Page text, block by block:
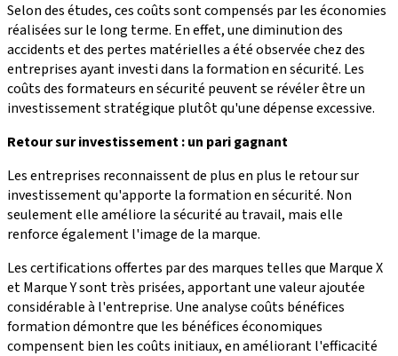
Selon des études, ces coûts sont compensés par les économies
réalisées sur le long terme. En effet, une diminution des
accidents et des pertes matérielles a été observée chez des
entreprises ayant investi dans la formation en sécurité. Les
coûts des formateurs en sécurité peuvent se révéler être un
investissement stratégique plutôt qu'une dépense excessive.
Retour sur investissement : un pari gagnant
Les entreprises reconnaissent de plus en plus le retour sur
investissement qu'apporte la formation en sécurité. Non
seulement elle améliore la sécurité au travail, mais elle
renforce également l'image de la marque.
Les certifications offertes par des marques telles que Marque X
et Marque Y sont très prisées, apportant une valeur ajoutée
considérable à l'entreprise. Une analyse coûts bénéfices
formation démontre que les bénéfices économiques
compensent bien les coûts initiaux, en améliorant l'efficacité